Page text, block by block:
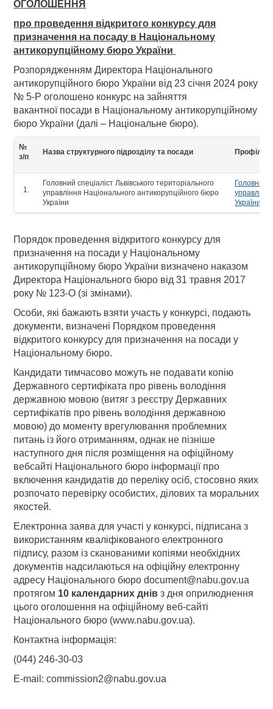
ОГОЛОШЕННЯ
про проведення відкритого конкурсу для
призначення на посаду в Національному
антикорупційному бюро України
Розпорядженням Директора Національного
антикорупційного бюро України від 23 січня 2024 року
№ 5-Р оголошено конкурс на зайняття
вакантної посади в Національному антикорупційному
бюро України (далі – Національне бюро).
№
з/п
Назва структурного підрозділу та посади Профіль
Головний спеціаліст Львівського територіального
управління Національного антикорупційного бюро
України
Головний
України
Порядок проведення відкритого конкурсу для
призначення на посади у Національному
антикорупційному бюро України визначено наказом
Директора Національного бюро від 31 травня 2017
року № 123-О (зі змінами).
Особи, які бажають взяти участь у конкурсі, подають
документи, визначені Порядком проведення
відкритого конкурсу для призначення на посади у
Національному бюро.
Кандидати тимчасово можуть не подавати копію
Державного сертифіката про рівень володіння
державною мовою (витяг з реєстру Державних
сертифікатів про рівень володіння державною
мовою) до моменту врегулювання проблемних
питань із його отриманням, однак не пізніше
наступного дня після розміщення на офіційному
вебсайті Національного бюро інформації про
включення кандидатів до переліку осіб, стосовно яких
розпочато перевірку особистих, ділових та моральних
якостей.
Електронна заява для участі у конкурсі, підписана з
використанням кваліфікованого електронного
підпису, разом із сканованими копіями необхідних
документів надсилаються на офіційну електронну
адресу Національного бюро document@nabu.gov.ua
протягом 10 календарних днівз дня оприлюднення
цього оголошення на офіційному веб-сайті
Національного бюро (www.nabu.gov.ua).
Контактна інформація:
(044) 246-30-03
E-mail: commission2@nabu.gov.ua